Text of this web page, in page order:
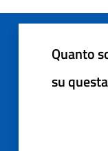
Quanto
su